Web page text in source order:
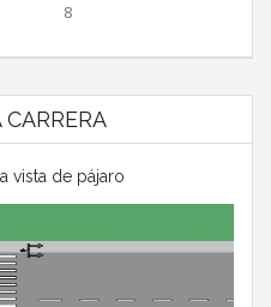
8
vista de pájaro